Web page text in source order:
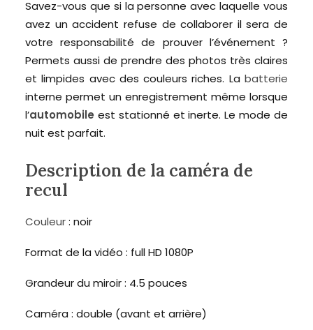
Savez-vous que si la personne avec laquelle vous
avez un accident refuse de collaborer il sera de
votre responsabilité de prouver l’événement ?
Permets aussi de prendre des photos très claires
et limpides avec des couleurs riches. La batterie
interne permet un enregistrement même lorsque
l’automobile est stationné et inerte. Le mode de
nuit est parfait.
Description de la caméra de
recul
Couleur: noir
Format de la vidéo : full HD 1080P
Grandeur du miroir : 4.5 pouces
Caméra : double (avant et arrière)